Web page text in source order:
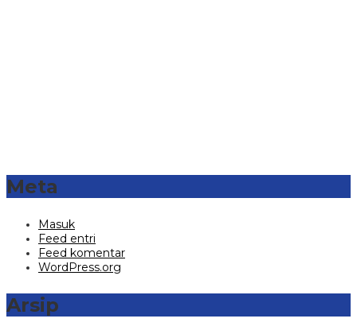
Meta
Masuk
Feed entri
Feed komentar
WordPress.org
Arsip